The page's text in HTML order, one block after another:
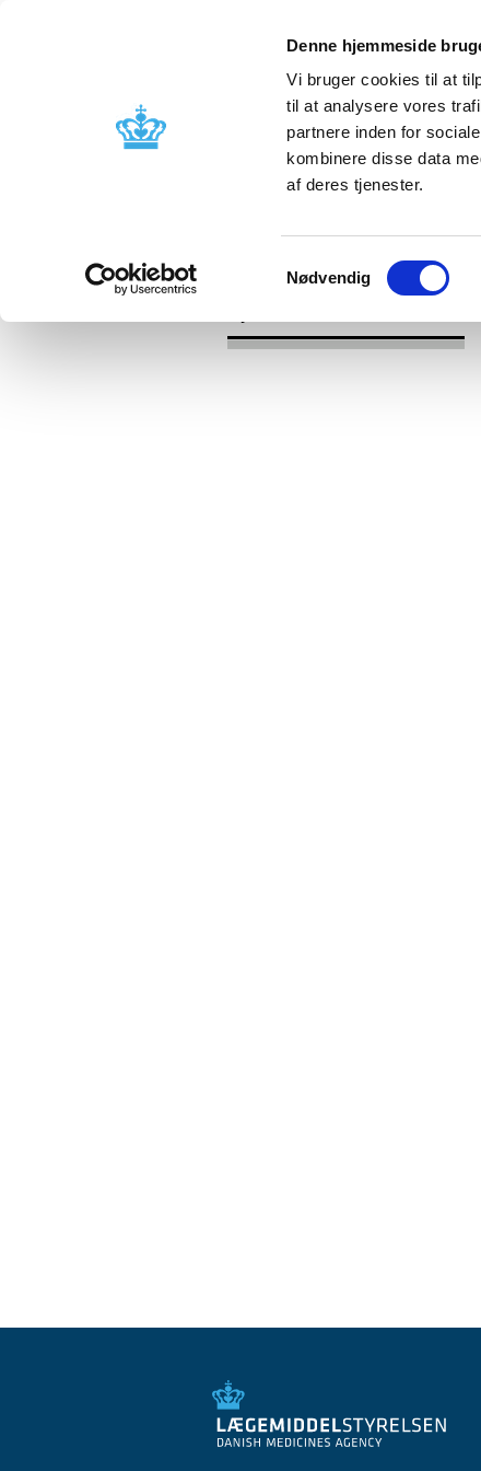
Denne hjemmeside
Vi bruger cookies til at
til at analysere vores
partnere inden for
kombinere disse data
af deres tjenester.
Samtykkevalg
Nødvendig
Godkendelse og